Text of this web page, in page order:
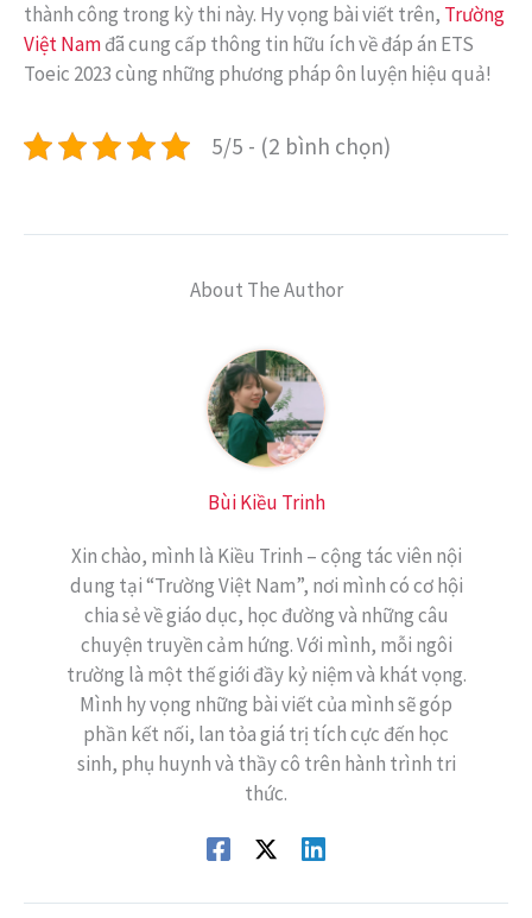
thành công trong kỳ thi này. Hy vọng bài viết trên, Trường
Việt Namđã cung cấp thông tin hữu ích về đáp án ETS
Toeic 2023 cùng những phương pháp ôn luyện hiệu quả!
5/5 - (2 bình chọn)
About The Author
Bùi Kiều Trinh
Xin chào, mình là Kiều Trinh – cộng tác viên nội
dung tại “Trường Việt Nam”, nơi mình có cơ hội
chia sẻ về giáo dục, học đường và những câu
chuyện truyền cảm hứng. Với mình, mỗi ngôi
trường là một thế giới đầy kỷ niệm và khát vọng.
Mình hy vọng những bài viết của mình sẽ góp
phần kết nối, lan tỏa giá trị tích cực đến học
sinh, phụ huynh và thầy cô trên hành trình tri
thức.